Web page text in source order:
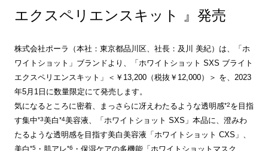
エクスペリエンスキット 』発売
株式会社ポーラ（本社：東京都品川区、社長：及川 美紀）は、「ホ
ワイトショット」ブランドより、「ホワイトショット SXS ブライト
エクスペリエンスキット」＜￥13,200（税抜￥12,000）＞ を、2023
年5月1日に数量限定にて発売します。
気になるところに密着、まっさらに冴えわたるような透明感*2を目指
す集中*3美白*4美容液、「ホワイトショット SXS」本品に、澄みわ
たるような透明感を目指す美白美容液「ホワイトショット CXS」、
美白*5・肌アレ*6 ・保湿ケアの多機能「ホワイトショットマスク